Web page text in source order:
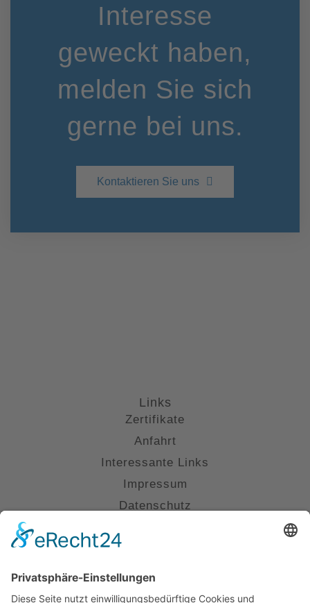
Interesse
geweckt haben,
melden Sie sich
gerne bei uns.
Kontaktieren Sie uns
Links
Zertifikate
Anfahrt
Interessante Links
Impressum
Datenschutz
info@kanzlei-smannheim.de
Uhlandstraße 16, 70182 Stuttgart